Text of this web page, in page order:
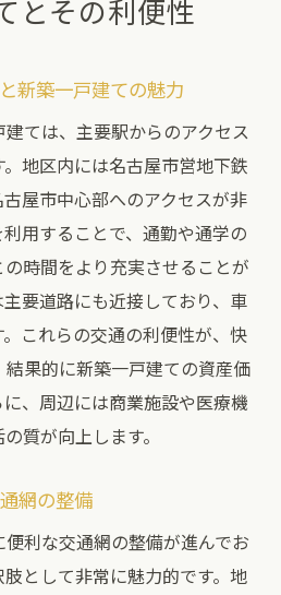
とその利便性
新築一戸建ての魅力
ては、主要駅からのアクセス
地区内には名古屋市営地下鉄
屋市中心部へのアクセスが非
用することで、通勤や通学の
時間をより充実させることが
要道路にも近接しており、車
これらの交通の利便性が、快
果的に新築一戸建ての資産価
、周辺には商業施設や医療機
質が向上します。
網の整備
利な交通網の整備が進んでお
として非常に魅力的です。地